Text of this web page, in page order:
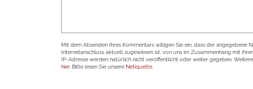
Mit dem Absenden Ihres Kommentars willigen Sie ein, dass der angegebene
Internetanschluss aktuell zugewiesen ist, von uns im Zusammenhang mit
IP-Adresse werden natürlich nicht veröffentlicht oder weiter gegeben.
hier. Bitte lesen Sie unsere Netiquette.